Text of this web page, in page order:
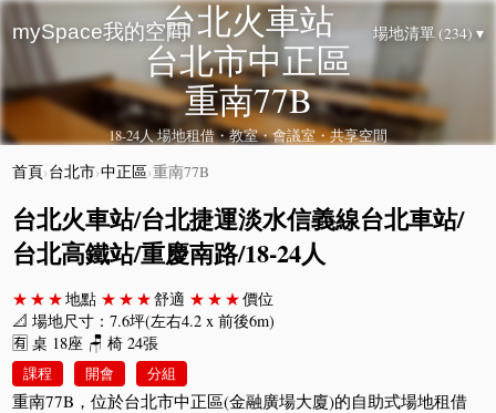
mySpace我的空間 場地清單 (234) ▾
台北火車站
台北市中正區
重南77B
18-24人 場地租借・教室・會議室・共享空間
首頁›台北市›中正區›重南77B
台北火車站/台北捷運淡水信義線台北車站/
台北高鐵站/重慶南路/18-24人
★★★地點 ★★★舒適 ★★★價位
📐 場地尺寸：7.6坪(左右4.2 x 前後6m)
🈶 桌 18座 🪑 椅 24張
課程 開會 分組
重南77B，位於台北市中正區(金融廣場大廈)的自助式場地租借